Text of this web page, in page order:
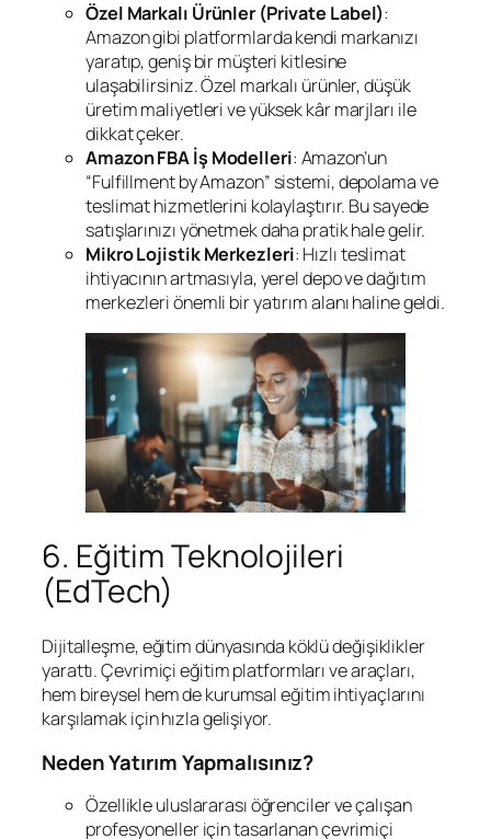
Özel Markalı Ürünler (Private Label):
Amazon gibi platformlarda kendi markanızı
yaratıp, geniş bir müşteri kitlesine
ulaşabilirsiniz. Özel markalı ürünler, düşük
üretim maliyetleri ve yüksek kâr marjları ile
dikkat çeker.
Amazon FBA İş Modelleri: Amazon’un
“Fulfillment by Amazon” sistemi, depolama ve
teslimat hizmetlerini kolaylaştırır. Bu sayede
satışlarınızı yönetmek daha pratik hale gelir.
Mikro Lojistik Merkezleri: Hızlı teslimat
ihtiyacının artmasıyla, yerel depo ve dağıtım
merkezleri önemli bir yatırım alanı haline geldi.
6. Eğitim Teknolojileri
(EdTech)
Dijitalleşme, eğitim dünyasında köklü değişiklikler
yarattı. Çevrimiçi eğitim platformları ve araçları,
hem bireysel hem de kurumsal eğitim ihtiyaçlarını
karşılamak için hızla gelişiyor.
Neden Yatırım Yapmalısınız?
Özellikle uluslararası öğrenciler ve çalışan
profesyoneller için tasarlanan çevrimiçi